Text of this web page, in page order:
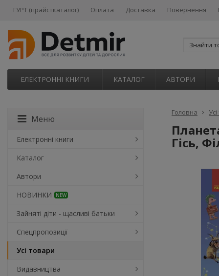
ГУРТ (прайс+каталог) Оплата Доставка Повернення
ЕЛЕКТРОННІ КНИГИ КАТАЛОГ АВТОРИ
Головна
Гісь,
Меню
Електронні книги
Каталог
Автори
НОВИНКИ
NEW
Зайняті діти - щасливі батьки
Спецпропозиції
Усі товари
Видавництва